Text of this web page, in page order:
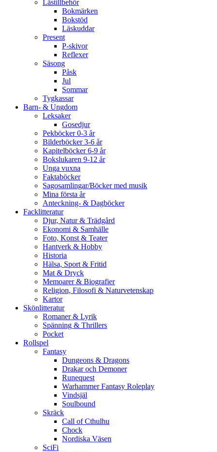
Lästillbehör
Bokmärken
Bokstöd
Läskuddar
Present
P-skivor
Reflexer
Säsong
Påsk
Jul
Sommar
Tygkassar
Barn- & Ungdom
Leksaker
Gosedjur
Pekböcker 0-3 år
Bilderböcker 3-6 år
Kapitelböcker 6-9 år
Bokslukaren 9-12 år
Unga vuxna
Faktaböcker
Sagosamlingar/Böcker med musik
Mina första år
Anteckning- & Dagböcker
Facklitteratur
Djur, Natur & Trädgård
Ekonomi & Samhälle
Foto, Konst & Teater
Hantverk & Hobby
Historia
Hälsa, Sport & Fritid
Mat & Dryck
Memoarer & Biografier
Religion, Filosofi & Naturvetenskap
Kartor
Skönlitteratur
Romaner & Lyrik
Spänning & Thrillers
Pocket
Rollspel
Fantasy
Dungeons & Dragons
Drakar och Demoner
Runequest
Warhammer Fantasy Roleplay
Vindsjäl
Soulbound
Skräck
Call of Cthulhu
Chock
Nordiska Väsen
SciFi